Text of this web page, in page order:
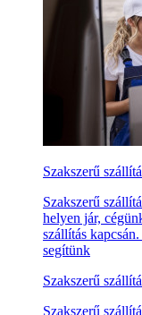
Szakszerű
Szakszerű
helyen jár,
szállítás
segítünk
Szakszerű
Szakszerű